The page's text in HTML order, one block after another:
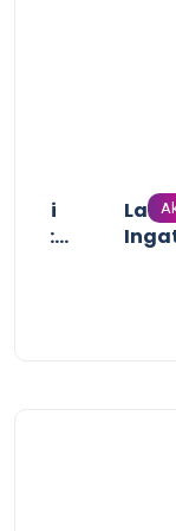
dari